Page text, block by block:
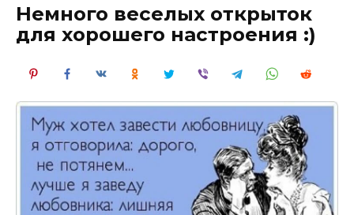
Немного веселых открыток
для хорошего настроения :)